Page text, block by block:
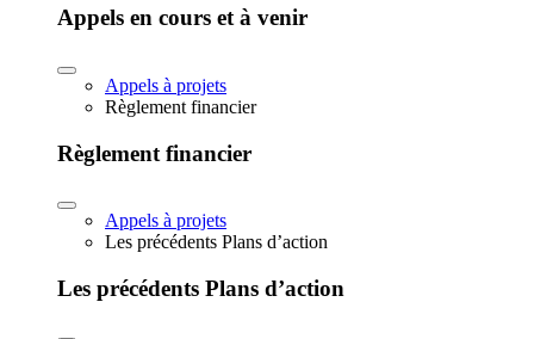
Appels en cours et à venir
Appels à projets
Règlement financier
Règlement financier
Appels à projets
Les précédents Plans d’action
Les précédents Plans d’action